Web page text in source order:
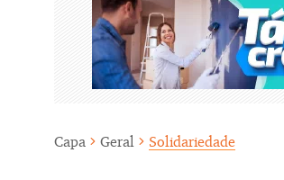
Capa Geral Solidariedade